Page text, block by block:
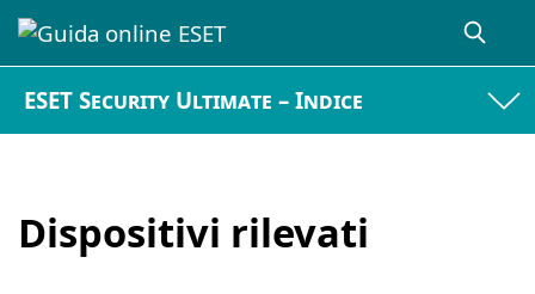
ESET Security Ultimate – Indice
Dispositivi rilevati